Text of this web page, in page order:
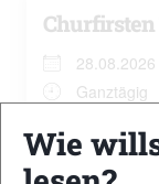
Ganztägig
Wie